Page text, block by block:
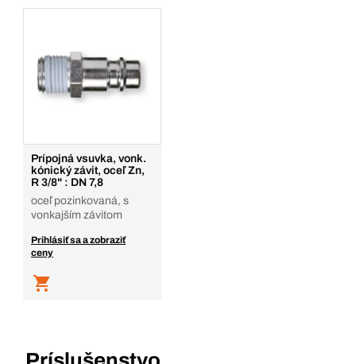
Prípojná vsuvka, vonk.
kónický závit, oceľ Zn,
R 3/8" : DN 7,8
oceľ pozinkovaná, s
vonkajším závitom
Prihlásiť sa a zobraziť
ceny